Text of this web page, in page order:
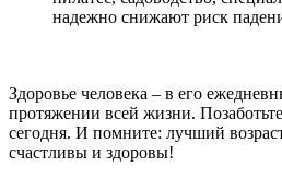
надежно снижают риск
Здоровье человека – в его
протяжении всей жизни.
сегодня. И помните: лучший
счастливы и здоровы!